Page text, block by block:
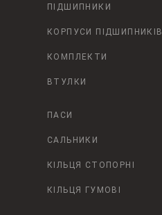
ПІДШИПНИКИ
КОРПУСИ ПІДШИПНИКІВ
КОМПЛЕКТИ
ВТУЛКИ
ПАСИ
САЛЬНИКИ
КІЛЬЦЯ СТОПОРНІ
КІЛЬЦЯ ГУМОВІ